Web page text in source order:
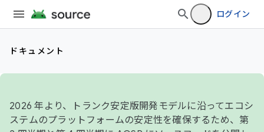
ログイン
ドキュメント
2026 年より、トランク安定版開発モデルに沿ってエコシ
ステムのプラットフォームの安定性を確保するため、第